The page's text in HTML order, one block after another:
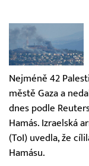
Nejméně 42
městě Gaza a
dnes podle
Hamás. Izraelská
(ToI) uvedla, že
Hamásu.